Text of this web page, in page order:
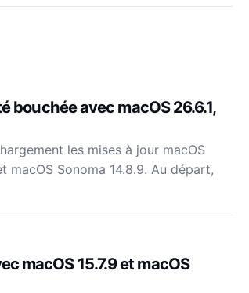
bouchée avec macOS 26.6.1,
les mises à jour macOS
macOS Sonoma 14.8.9. Au départ,
macOS 15.7.9 et macOS